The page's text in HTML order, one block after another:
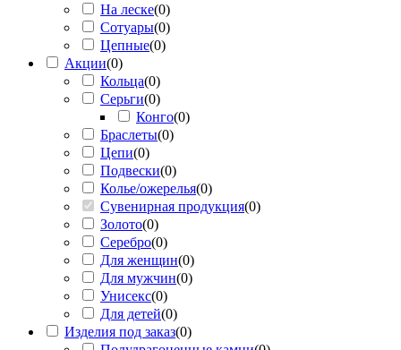
На леске(0)
Сотуары(0)
Цепные(0)
Акции(0)
Кольца(0)
Серьги(0)
Конго(0)
Браслеты(0)
Цепи(0)
Подвески(0)
Колье/ожерелья(0)
Сувенирная продукция(0)
Золото(0)
Серебро(0)
Для женщин(0)
Для мужчин(0)
Унисекс(0)
Для детей(0)
Изделия под заказ(0)